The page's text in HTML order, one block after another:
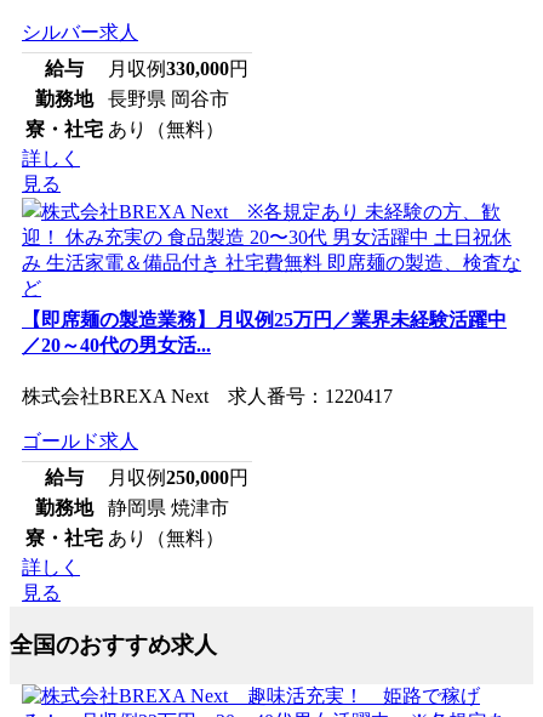
シルバー求人
給与
月収例330,000円
勤務地
長野県 岡谷市
寮・社宅 あり（無料）
詳しく
見る
【即席麺の製造業務】月収例25万円／業界未経験活躍中
／20～40代の男女活...
株式会社BREXA Next 求人番号：1220417
ゴールド求人
給与
月収例250,000円
勤務地
静岡県 焼津市
寮・社宅 あり（無料）
詳しく
見る
全国のおすすめ求人